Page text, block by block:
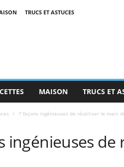
TRUCS ET ASTUCES
MAISON TRUCS ET
7 façons ingénieuses de réutiliser le marc
ingénieuses